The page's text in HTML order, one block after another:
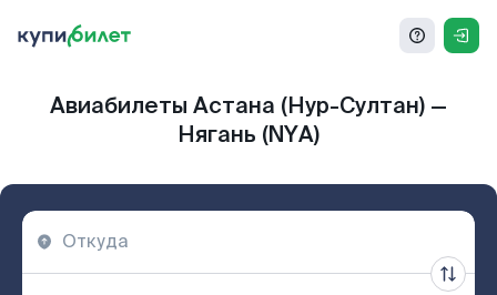
Авиабилеты Астана (Нур-Султан) —
Нягань (NYA)